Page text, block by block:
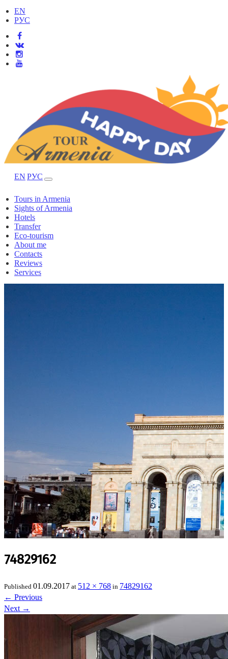
EN
РУС
EN РУС
Tours in Armenia
Sights of Armenia
Hotels
Transfer
Eco-tourism
About me
Contacts
Reviews
Services
74829162
Published 01.09.2017 at 512 × 768 in 74829162
← Previous
Next →